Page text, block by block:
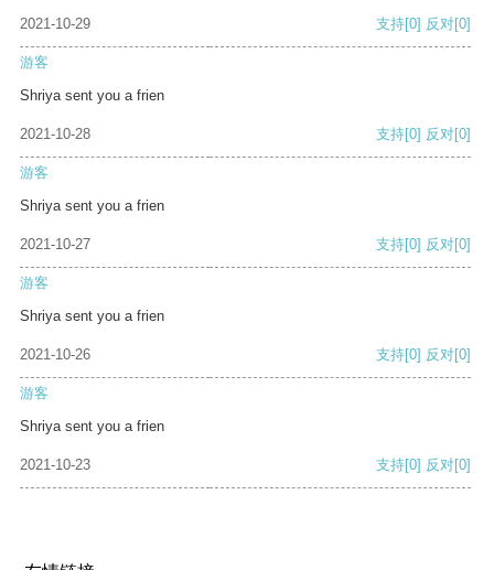
2021-10-29 支持[0] 反对[0]
游客
Shriya sent you a frien
2021-10-28 支持[0] 反对[0]
游客
Shriya sent you a frien
2021-10-27 支持[0] 反对[0]
游客
Shriya sent you a frien
2021-10-26 支持[0] 反对[0]
游客
Shriya sent you a frien
2021-10-23 支持[0] 反对[0]